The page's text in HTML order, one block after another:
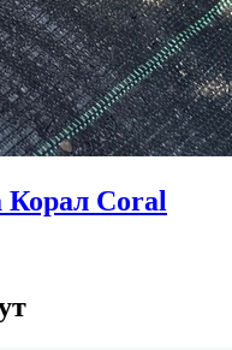
Корал Coral